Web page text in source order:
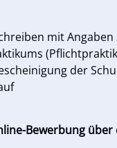
mit
der
Bewerbung über